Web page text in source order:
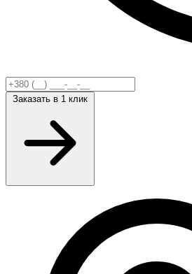
Заказать в 1 клик